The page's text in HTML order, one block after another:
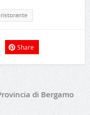
Share
di Bergamo